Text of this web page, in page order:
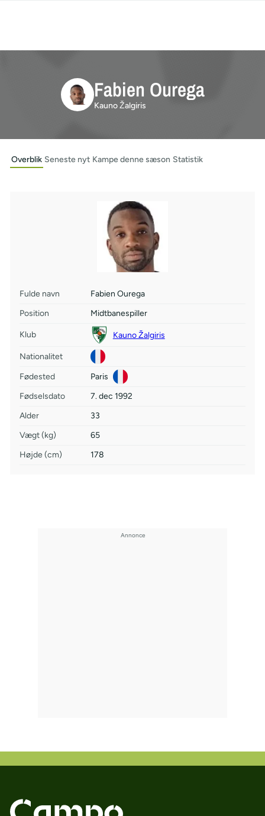
Fabien Ourega
Kauno Žalgiris
Overblik Seneste nyt Kampe denne sæson Statistik
Fulde navn
Fabien Ourega
Position
Midtbanespiller
Klub Kauno Žalgiris
Nationalitet
Fødested
Paris
Fødselsdato
7. dec 1992
Alder
33
Vægt (kg)
65
Højde (cm)
178